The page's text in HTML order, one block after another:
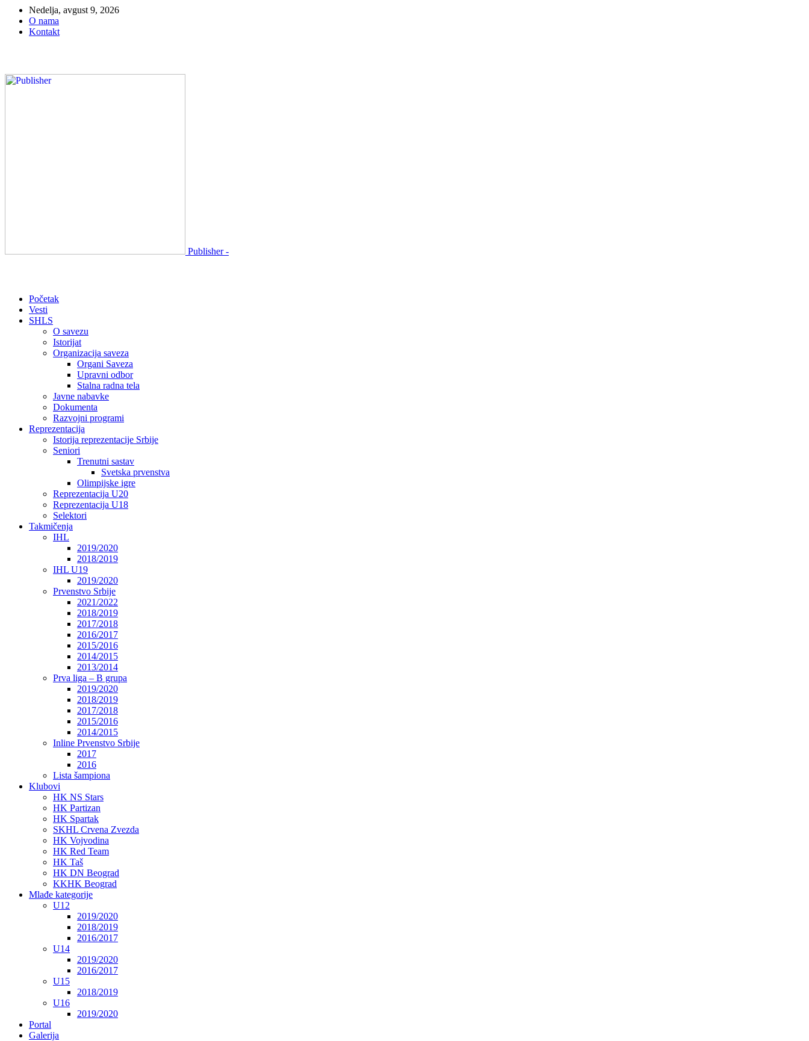
Nedelja, avgust 9, 2026
O nama
Kontakt
Publisher -
Početak
Vesti
SHLS
O savezu
Istorijat
Organizacija saveza
Organi Saveza
Upravni odbor
Stalna radna tela
Javne nabavke
Dokumenta
Razvojni programi
Reprezentacija
Istorija reprezentacije Srbije
Seniori
Trenutni sastav
Svetska prvenstva
Olimpijske igre
Reprezentacija U20
Reprezentacija U18
Selektori
Takmičenja
IHL
2019/2020
2018/2019
IHL U19
2019/2020
Prvenstvo Srbije
2021/2022
2018/2019
2017/2018
2016/2017
2015/2016
2014/2015
2013/2014
Prva liga – B grupa
2019/2020
2018/2019
2017/2018
2015/2016
2014/2015
Inline Prvenstvo Srbije
2017
2016
Lista šampiona
Klubovi
HK NS Stars
HK Partizan
HK Spartak
SKHL Crvena Zvezda
HK Vojvodina
HK Red Team
HK Taš
HK DN Beograd
KKHK Beograd
Mlađe kategorije
U12
2019/2020
2018/2019
2016/2017
U14
2019/2020
2016/2017
U15
2018/2019
U16
2019/2020
Portal
Galerija